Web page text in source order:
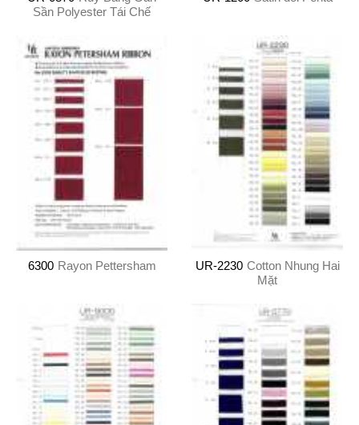
Sần Polyester Tái Chế
6300 Rayon Pettersham UR-2230 Cotton Nhung Hai
Mặt